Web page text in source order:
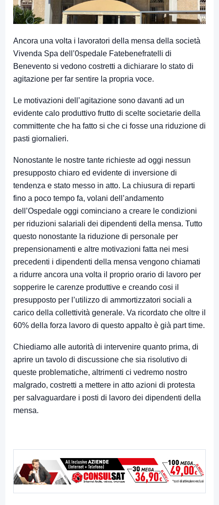
Ancora una volta i lavoratori della mensa della società
Vivenda Spa dell’0spedale Fatebenefratelli di
Benevento si vedono costretti a dichiarare lo stato di
agitazione per far sentire la propria voce.
Le motivazioni dell’agitazione sono davanti ad un
evidente calo produttivo frutto di scelte societarie della
committente che ha fatto si che ci fosse una riduzione di
pasti giornalieri.
Nonostante le nostre tante richieste ad oggi nessun
presupposto chiaro ed evidente di inversione di
tendenza e stato messo in atto. La chiusura di reparti
fino a poco tempo fa, volani dell’andamento
dell’Ospedale oggi cominciano a creare le condizioni
per riduzioni salariali dei dipendenti della mensa. Tutto
questo nonostante la riduzione di personale per
prepensionamenti e altre motivazioni fatta nei mesi
precedenti i dipendenti della mensa vengono chiamati
a ridurre ancora una volta il proprio orario di lavoro per
sopperire le carenze produttive e creando cosi il
presupposto per l’utilizzo di ammortizzatori sociali a
carico della collettività generale. Va ricordato che oltre il
60% della forza lavoro di questo appalto è già part time.
Chiediamo alle autorità di intervenire quanto prima, di
aprire un tavolo di discussione che sia risolutivo di
queste problematiche, altrimenti ci vedremo nostro
malgrado, costretti a mettere in atto azioni di protesta
per salvaguardare i posti di lavoro dei dipendenti della
mensa.